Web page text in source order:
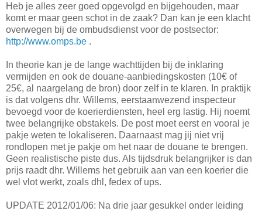
Heb je alles zeer goed opgevolgd en bijgehouden, maar
komt er maar geen schot in de zaak? Dan kan je een klacht
overwegen bij de ombudsdienst voor de postsector:
http://www.omps.be .
In theorie kan je de lange wachttijden bij de inklaring
vermijden en ook de douane-aanbiedingskosten (10€ of
25€, al naargelang de bron) door zelf in te klaren. In praktijk
is dat volgens dhr. Willems, eerstaanwezend inspecteur
bevoegd voor de koerierdiensten, heel erg lastig. Hij noemt
twee belangrijke obstakels. De post moet eerst en vooral je
pakje weten te lokaliseren. Daarnaast mag jij niet vrij
rondlopen met je pakje om het naar de douane te brengen.
Geen realistische piste dus. Als tijdsdruk belangrijker is dan
prijs raadt dhr. Willems het gebruik aan van een koerier die
wel vlot werkt, zoals dhl, fedex of ups.
UPDATE 2012/01/06: Na drie jaar gesukkel onder leiding